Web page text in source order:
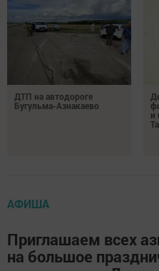
ДТП на автодороге
Бугульма-Азнакаево
и
АФИША
Приглашаем всех
на большое